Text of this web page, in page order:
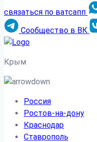
связаться по ватсапп
Сообщество в ВК
Крым
Россия
Ростов-на-дону
Краснодар
Ставрополь